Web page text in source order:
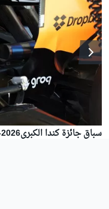
سباق جائزة كندا الكبرى2026- صور تقنية